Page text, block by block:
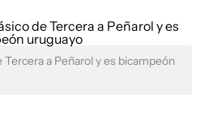
Tercera a Peñarol y es bicampeón